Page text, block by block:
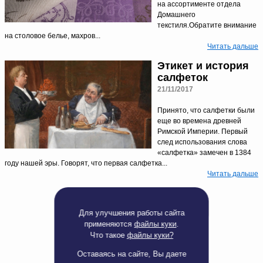
Для улучшения работы сайта
применяютсяфайлы куки.
Что такое файлы куки?
Оставаясь на сайте, Вы даете
Доверенность на
получение груза
персональными данными
Вопросы и ответы
Новости | Статьи
на ассортименте отдела
Домашнего
текстиля.Обратите внимание
на столовое белье, махров...
Читать дальше
Этикет и история
салфеток
21/11/2017
Принято, что салфетки были
еще во времена древней
Римской Империи. Первый
след использования слова
«салфетка» замечен в 1384
году нашей эры. Говорят, что первая салфетка...
Читать дальше
33 34
Добавить
корзину